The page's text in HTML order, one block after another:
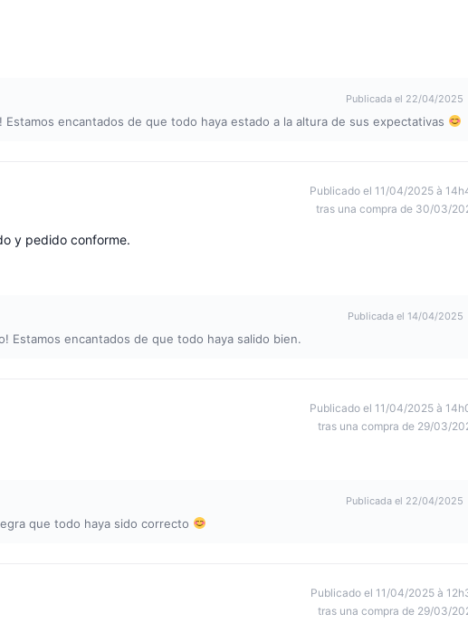
Publicada el 22/04/2025
Estamos encantados de que todo haya estado a la altura de sus expectativas
Publicado el 11/04/2025 à
tras una compra de 30/03/
y pedido conforme.
Publicada el 14/04/2025
Estamos encantados de que todo haya salido bien.
Publicado el 11/04/2025 à
tras una compra de 29/03/
Publicada el 22/04/2025
que todo haya sido correcto
Publicado el 11/04/2025 à
tras una compra de 29/03/